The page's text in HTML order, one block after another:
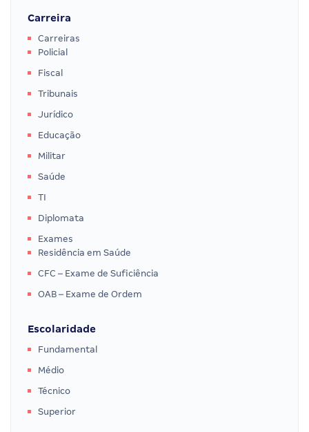
Carreira
Carreiras
Policial
Fiscal
Tribunais
Jurídico
Educação
Militar
Saúde
TI
Diplomata
Exames
Residência em Saúde
CFC – Exame de Suficiência
OAB – Exame de Ordem
Escolaridade
Fundamental
Médio
Técnico
Superior